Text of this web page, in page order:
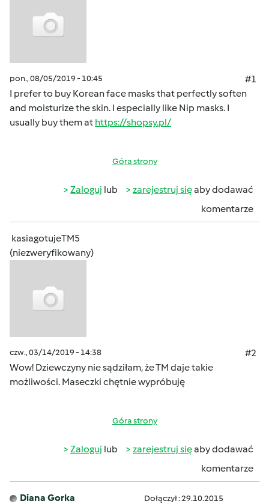
pon., 08/05/2019 - 10:45
#1
I prefer to buy Korean face masks that perfectly soften
and moisturize the skin. I especially like Nip masks. I
usually buy them at https://shopsy.pl/
Góra strony
Zaloguj lub zarejestruj sięaby dodawać
komentarze
kasiagotujeTM5
(niezweryfikowany)
czw., 03/14/2019 - 14:38
#2
Wow! Dziewczyny nie sądziłam, że TM daje takie
możliwości. Maseczki chętnie wypróbuję
Góra strony
Zaloguj lub zarejestruj sięaby dodawać
komentarze
Diana Gorka Dołączył : 29.10.2015